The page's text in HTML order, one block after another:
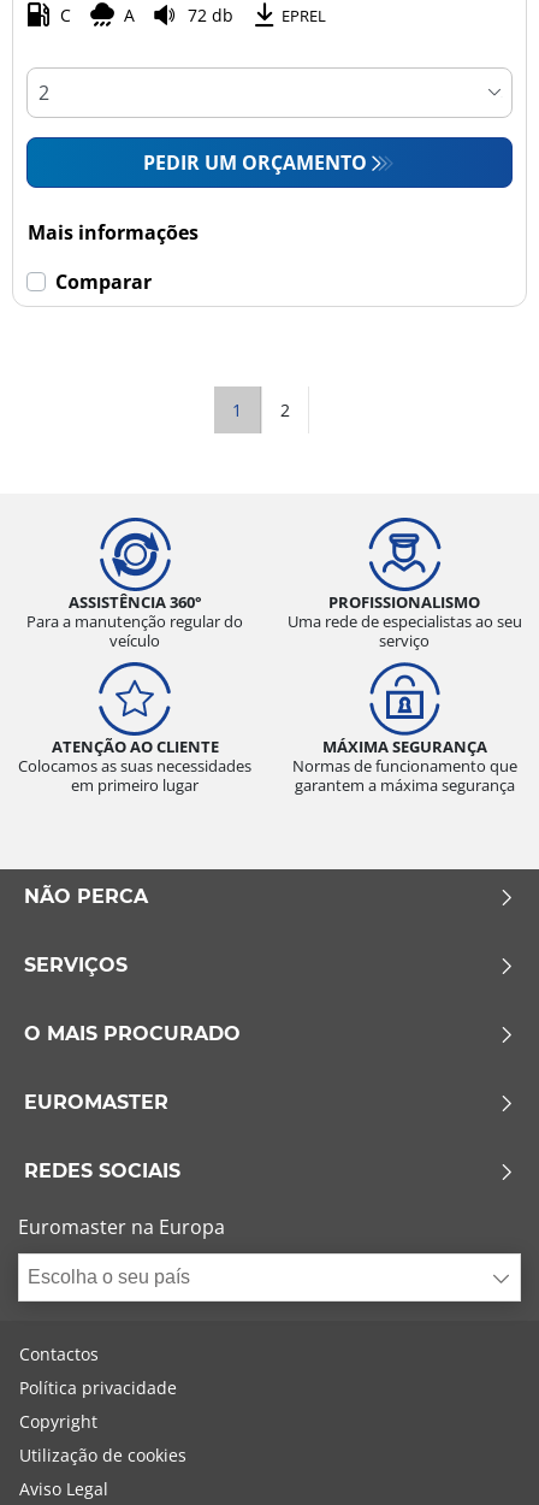
C A 72 db EPREL
PEDIR UM ORÇAMENTO
Mais informações
Comparar
1 2
ASSISTÊNCIA 360°
Para a manutenção regular do
veículo
PROFISSIONALISMO
Uma rede de especialistas ao seu
serviço
ATENÇÃO AO CLIENTE
Colocamos as suas necessidades
em primeiro lugar
MÁXIMA SEGURANÇA
Normas de funcionamento que
garantem a máxima segurança
NÃO PERCA
SERVIÇOS
O MAIS PROCURADO
EUROMASTER
REDES SOCIAIS
Euromaster na Europa
Escolha o seu país
Contactos
Política privacidade
Copyright
Utilização de cookies
Aviso Legal